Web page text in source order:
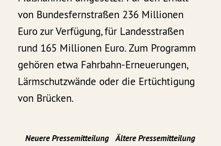
von Bundesfernstraßen 236 Millionen
Euro zur Verfügung, für Landesstraßen
rund 165 Millionen Euro. Zum Programm
gehören etwa Fahrbahn-Erneuerungen,
Lärmschutzwände oder die Ertüchtigung
von Brücken.
Neuere Pressemitteilung Ältere Pressemitteilung